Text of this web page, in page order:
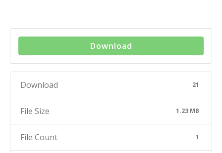
Download
Download 21
File Size 1.23 MB
File Count 1